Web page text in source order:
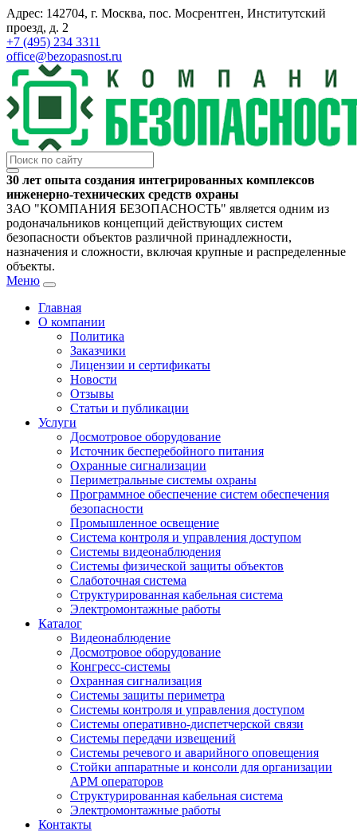
Адрес: 142704, г. Москва, пос. Мосрентген, Институтский
проезд, д. 2
+7 (495) 234 3311
office@bezopasnost.ru
30 лет опыта создания интегрированных комплексов
инженерно-технических средств охраны
ЗАО "КОМПАНИЯ БЕЗОПАСНОСТЬ" является одним из
родоначальников концепций действующих систем
безопасности объектов различной принадлежности,
назначения и сложности, включая крупные и распределенные
объекты.
Меню
Главная
О компании
Политика
Заказчики
Лицензии и сертификаты
Новости
Отзывы
Статьи и публикации
Услуги
Досмотровое оборудование
Источник бесперебойного питания
Охранные сигнализации
Периметральные системы охраны
Программное обеспечение систем обеспечения
безопасности
Промышленное освещение
Система контроля и управления доступом
Системы видеонаблюдения
Системы физической защиты объектов
Слаботочная система
Структурированная кабельная система
Электромонтажные работы
Каталог
Видеонаблюдение
Досмотровое оборудование
Конгресс-системы
Охранная сигнализация
Системы защиты периметра
Системы контроля и управления доступом
Системы оперативно-диспетчерской связи
Системы передачи извещений
Системы речевого и аварийного оповещения
Стойки аппаратные и консоли для организации
АРМ операторов
Структурированная кабельная система
Электромонтажные работы
Контакты